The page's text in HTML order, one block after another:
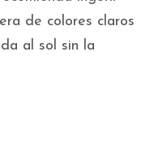
de colores claros
al sol sin la